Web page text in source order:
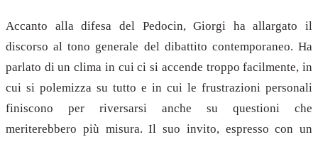
Accanto alla difesa del Pedocin, Giorgi ha allargato il
discorso al tono generale del dibattito contemporaneo. Ha
parlato di un clima in cui ci si accende troppo facilmente, in
cui si polemizza su tutto e in cui le frustrazioni personali
finiscono per riversarsi anche su questioni che
meriterebbero più misura. Il suo invito, espresso con un